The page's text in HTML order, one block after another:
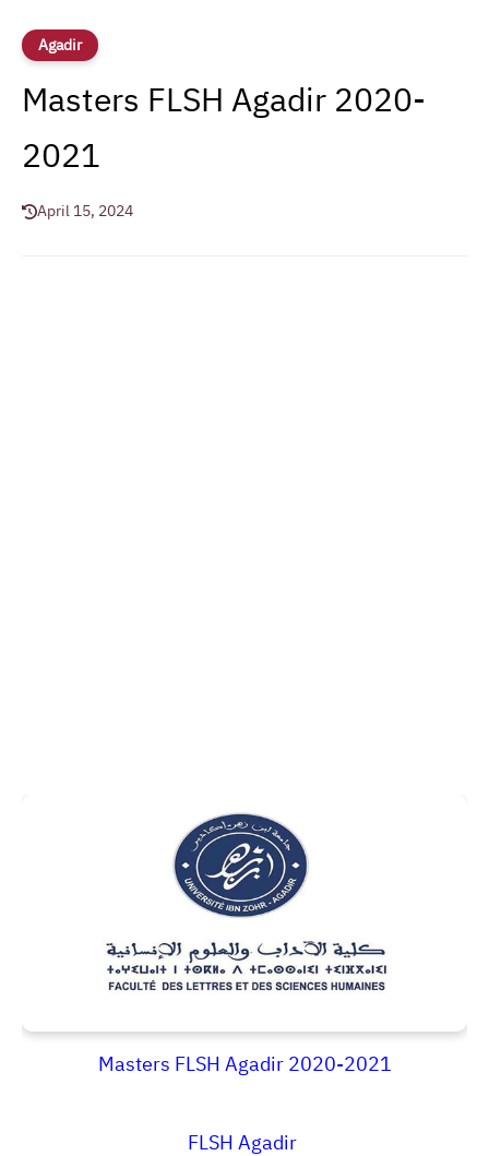
Agadir
Masters FLSH Agadir 2020-
2021
April 15, 2024
Masters FLSH Agadir 2020-2021
FLSH Agadir